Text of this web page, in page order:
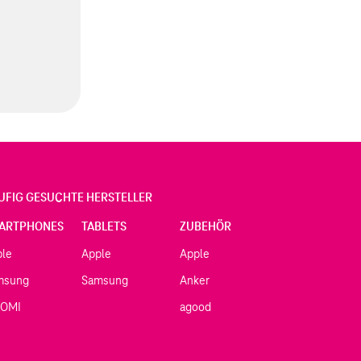
GESUCHTE HERSTELLER
TABLETS
Apple
Samsung
ZUBEHÖR
Apple
Anker
agood